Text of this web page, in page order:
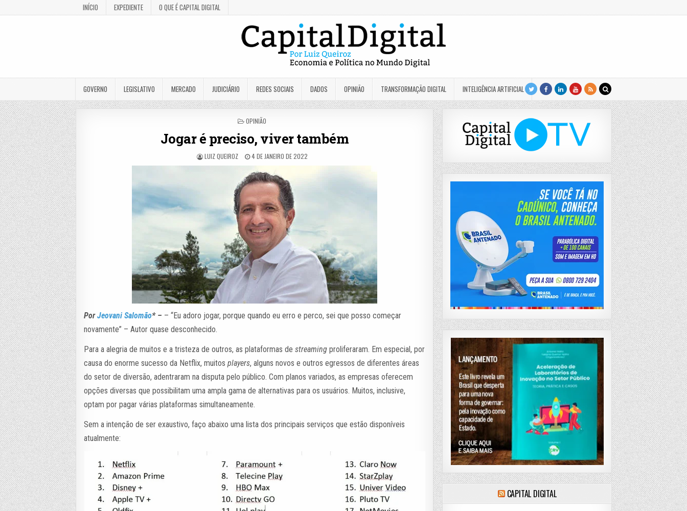
INÍCIO EXPEDIENTE O QUE É CAPITAL DIGITAL
GOVERNO LEGISLATIVO MERCADO JUDICIÁRIO REDES SOCIAIS DADOS OPINIÃO TRANSFORMAÇÃO DIGITAL INTELIGÊNCIA ARTIFICIAL
POSTED
OPINIÃO
Jogar é preciso, viver também
LUIZ QUEIROZ 4 DE JANEIRO DE 2022
PorJeovani Salomão* – – “Eu adoro jogar, porque quando eu erro e perco, sei que posso começar
novamente” – Autor quase desconhecido.
Para a alegria de muitos e a tristeza de outros, as plataformas destreaming proliferaram. Em especial, por
causa do enorme sucesso da Netflix, muitosplayers, alguns novos e outros egressos de diferentes áreas
do setor de diversão, adentraram na disputa pelo público. Com planos variados, as empresas oferecem
opções diversas que possibilitam uma ampla gama de alternativas para os usuários. Muitos, inclusive,
optam por pagar várias plataformas simultaneamente.
Sem a intenção de ser exaustivo, faço abaixo uma lista dos principais serviços que estão disponíveis
atualmente:
CAPITAL DIGITAL